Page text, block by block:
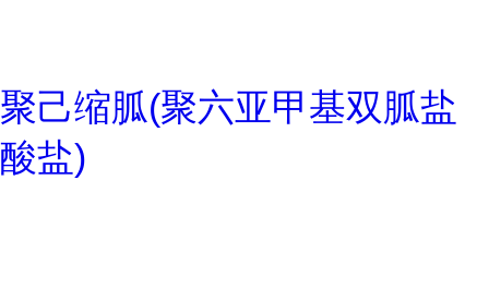
聚己缩胍(聚六亚甲基双胍盐
酸盐)